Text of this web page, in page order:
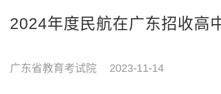
2024年度民航在广东招收高
广东省教育考试院 2023-11-14